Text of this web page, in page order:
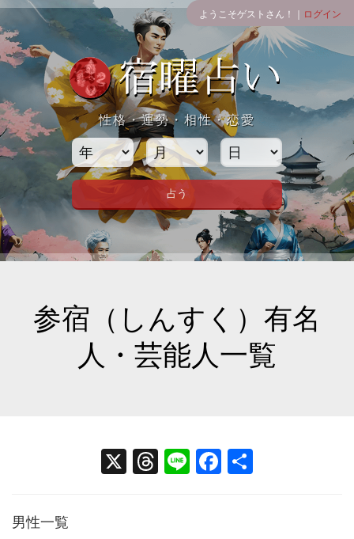
ようこそゲストさん！｜ ログイン
性格・運勢・相性・恋愛
参宿（しんすく）有名
人・芸能人一覧
X
T
Li
Fa
男性一覧